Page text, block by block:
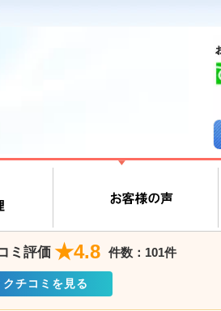
ミ評価 ★4.8 件数：101件
チコミを見る